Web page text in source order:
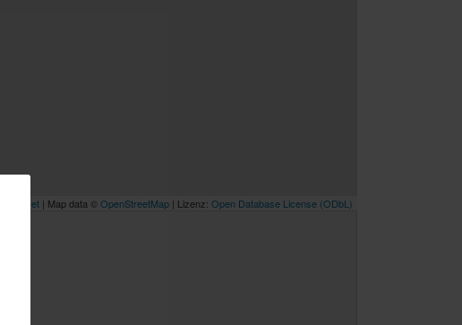
Leaflet | Map data ©OpenStreetMap | Lizenz: Open Database License (ODbL)